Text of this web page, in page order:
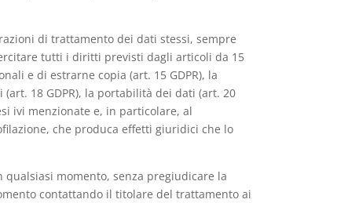
di trattamento dei dati stessi, sempre
tutti i diritti previsti dagli articoli da 15
e di estrarne copia (art. 15 GDPR), la
18 GDPR), la portabilità dei dati (art. 20
ivi menzionate e, in particolare, al
che produca effetti giuridici che lo
momento, senza pregiudicare la
contattando il titolare del trattamento ai